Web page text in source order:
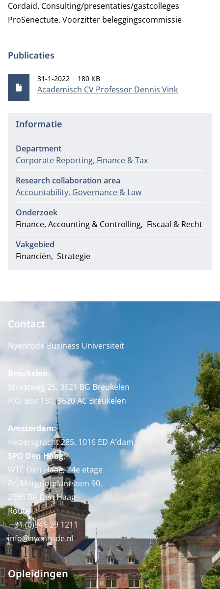
Cordaid. Consulting/presentaties/gastcolleges
ProSenectute. Voorzitter beleggingscommissie
Publicaties
Academisch CV Professor Dennis Vink
Publicatiedatum
31-1-2022 Bestandsgrootte
180 KB
Informatie
Department
Corporate Reporting, Finance & Tax
Research collaboration area
Accountability, Governance & Law
Onderzoek
Finance, Accounting & Controlling Fiscaal & Recht
Vakgebied
Financiën Strategie
Contact
Nyenrode Business Universiteit
Breukelen:
Straatweg 25, 3621 BG Breukelen
P.O. Box 130, 3620 AC Breukelen
Amsterdam:
Keizersgracht 285, 1016 ED A'dam
SPO Den Haag:
WTC Den Haag, 24e etage
Pr. Margrietplantsoen 90,
2595 BR Den Haag
Route
+31 (0)346 29 1211
info@nyenrode.nl
Opleidingen